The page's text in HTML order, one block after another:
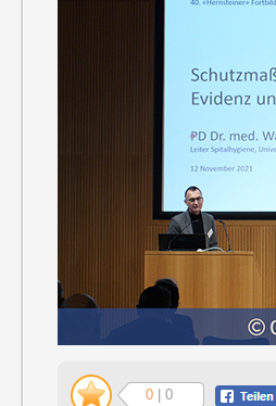
0 | 0